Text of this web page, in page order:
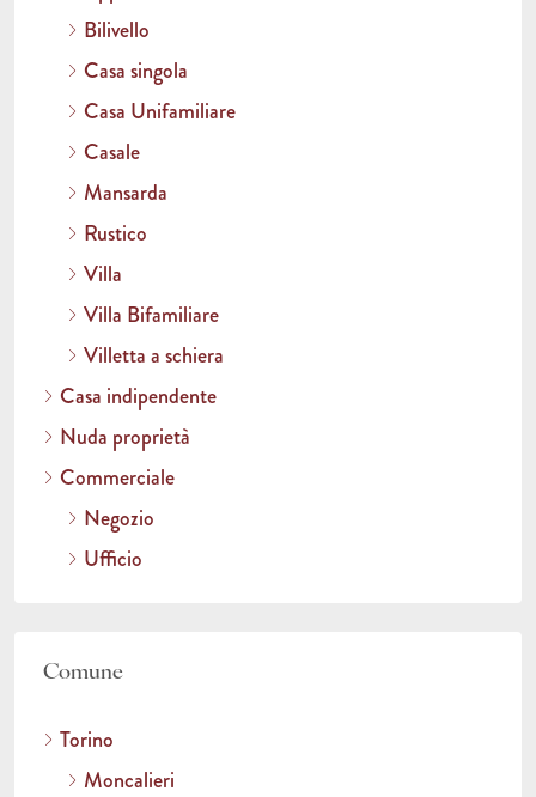
Bilivello
Casa singola
Casa Unifamiliare
Casale
Mansarda
Rustico
Villa
Villa Bifamiliare
Villetta a schiera
Casa indipendente
Nuda proprietà
Commerciale
Negozio
Ufficio
Comune
Torino
Moncalieri